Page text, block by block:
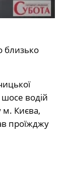
близько
шосе водій
м. Києва,
проїжджу